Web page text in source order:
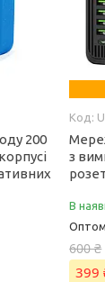
200
з
В
Оптом
600 ₴
399